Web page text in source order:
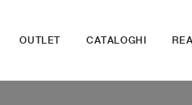
OUTLET CATALOGHI